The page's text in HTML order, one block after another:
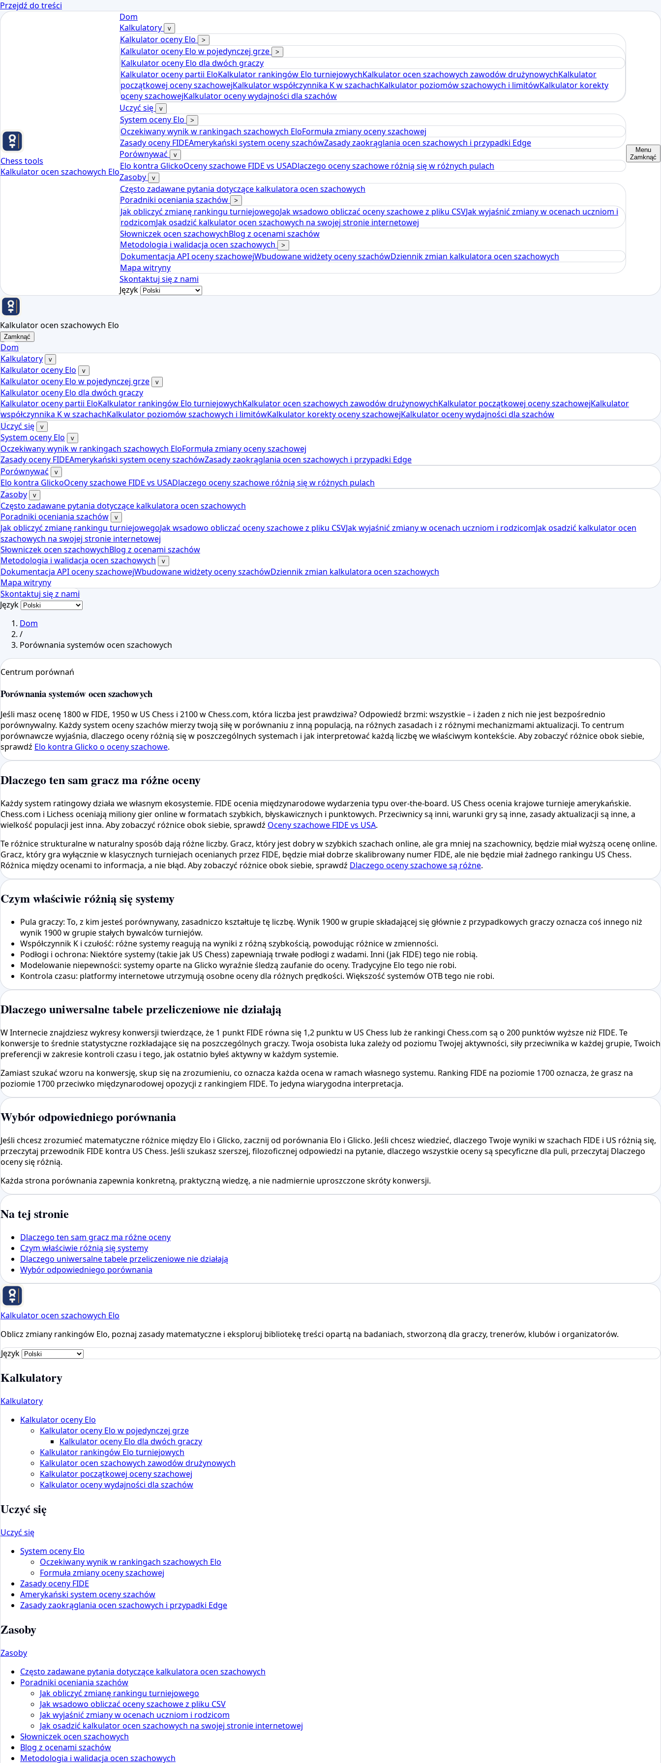
Przejdź do treści
Chess tools
Kalkulator ocen szachowych Elo
Dom
Kalkulatory
v
Kalkulator oceny Elo >
Kalkulator oceny Elo w pojedynczej grze >
Kalkulator oceny Elo dla dwóch graczy
Kalkulator oceny partii EloKalkulator rankingów Elo turniejowychKalkulator ocen szachowych zawodów drużynowychKalkulator
początkowej oceny szachowejKalkulator współczynnika K w szachachKalkulator poziomów szachowych i limitówKalkulator korekty
oceny szachowejKalkulator oceny wydajności dla szachów
Uczyć się
v
System oceny Elo >
Oczekiwany wynik w rankingach szachowych EloFormuła zmiany oceny szachowej
Zasady oceny FIDEAmerykański system oceny szachówZasady zaokrąglania ocen szachowych i przypadki Edge
Porównywać
v
Elo kontra GlickoOceny szachowe FIDE vs USADlaczego oceny szachowe różnią się w różnych pulach
Zasoby
v
Często zadawane pytania dotyczące kalkulatora ocen szachowych
Poradniki oceniania szachów
>
Jak obliczyć zmianę rankingu turniejowegoJak wsadowo obliczać oceny szachowe z pliku CSVJak wyjaśnić zmiany w ocenach uczniom i
rodzicomJak osadzić kalkulator ocen szachowych na swojej stronie internetowej
Słowniczek ocen szachowychBlog z ocenami szachów
Metodologia i walidacja ocen szachowych
>
Dokumentacja API oceny szachowejWbudowane widżety oceny szachówDziennik zmian kalkulatora ocen szachowych
Mapa witryny
Skontaktuj się z nami
Język
Menu
Zamknąć
Kalkulator ocen szachowych Elo
Zamknąć
Dom
Kalkulatory
v
Kalkulator oceny Elo v
Kalkulator oceny Elo w pojedynczej grze v
Kalkulator oceny Elo dla dwóch graczy
Kalkulator oceny partii EloKalkulator rankingów Elo turniejowychKalkulator ocen szachowych zawodów drużynowychKalkulator początkowej oceny szachowejKalkulator
współczynnika K w szachachKalkulator poziomów szachowych i limitówKalkulator korekty oceny szachowejKalkulator oceny wydajności dla szachów
Uczyć się
v
System oceny Elo v
Oczekiwany wynik w rankingach szachowych EloFormuła zmiany oceny szachowej
Zasady oceny FIDEAmerykański system oceny szachówZasady zaokrąglania ocen szachowych i przypadki Edge
Porównywać
v
Elo kontra GlickoOceny szachowe FIDE vs USADlaczego oceny szachowe różnią się w różnych pulach
Zasoby
v
Często zadawane pytania dotyczące kalkulatora ocen szachowych
Poradniki oceniania szachów
v
Jak obliczyć zmianę rankingu turniejowegoJak wsadowo obliczać oceny szachowe z pliku CSVJak wyjaśnić zmiany w ocenach uczniom i rodzicomJak osadzić kalkulator ocen
szachowych na swojej stronie internetowej
Słowniczek ocen szachowychBlog z ocenami szachów
Metodologia i walidacja ocen szachowych
v
Dokumentacja API oceny szachowejWbudowane widżety oceny szachówDziennik zmian kalkulatora ocen szachowych
Mapa witryny
Skontaktuj się z nami
Język
Dom
/
Porównania systemów ocen szachowych
Centrum porównań
Porównania systemów ocen szachowych
Jeśli masz ocenę 1800 w FIDE, 1950 w US Chess i 2100 w Chess.com, która liczba jest prawdziwa? Odpowiedź brzmi: wszystkie – i żaden z nich nie jest bezpośrednio
porównywalny. Każdy system oceny szachów mierzy twoją siłę w porównaniu z inną populacją, na różnych zasadach i z różnymi mechanizmami aktualizacji. To centrum
porównawcze wyjaśnia, dlaczego oceny różnią się w poszczególnych systemach i jak interpretować każdą liczbę we właściwym kontekście. Aby zobaczyć różnice obok siebie,
sprawdź Elo kontra Glicko o oceny szachowe.
Dlaczego ten sam gracz ma różne oceny
Każdy system ratingowy działa we własnym ekosystemie. FIDE ocenia międzynarodowe wydarzenia typu over-the-board. US Chess ocenia krajowe turnieje amerykańskie.
Chess.com i Lichess oceniają miliony gier online w formatach szybkich, błyskawicznych i punktowych. Przeciwnicy są inni, warunki gry są inne, zasady aktualizacji są inne, a
wielkość populacji jest inna. Aby zobaczyć różnice obok siebie, sprawdź Oceny szachowe FIDE vs USA.
Te różnice strukturalne w naturalny sposób dają różne liczby. Gracz, który jest dobry w szybkich szachach online, ale gra mniej na szachownicy, będzie miał wyższą ocenę online.
Gracz, który gra wyłącznie w klasycznych turniejach ocenianych przez FIDE, będzie miał dobrze skalibrowany numer FIDE, ale nie będzie miał żadnego rankingu US Chess.
Różnica między ocenami to informacja, a nie błąd. Aby zobaczyć różnice obok siebie, sprawdź Dlaczego oceny szachowe są różne.
Czym właściwie różnią się systemy
Pula graczy: To, z kim jesteś porównywany, zasadniczo kształtuje tę liczbę. Wynik 1900 w grupie składającej się głównie z przypadkowych graczy oznacza coś innego niż
wynik 1900 w grupie stałych bywalców turniejów.
Współczynnik K i czułość: różne systemy reagują na wyniki z różną szybkością, powodując różnice w zmienności.
Podłogi i ochrona: Niektóre systemy (takie jak US Chess) zapewniają trwałe podłogi z wadami. Inni (jak FIDE) tego nie robią.
Modelowanie niepewności: systemy oparte na Glicko wyraźnie śledzą zaufanie do oceny. Tradycyjne Elo tego nie robi.
Kontrola czasu: platformy internetowe utrzymują osobne oceny dla różnych prędkości. Większość systemów OTB tego nie robi.
Dlaczego uniwersalne tabele przeliczeniowe nie działają
W Internecie znajdziesz wykresy konwersji twierdzące, że 1 punkt FIDE równa się 1,2 punktu w US Chess lub że rankingi Chess.com są o 200 punktów wyższe niż FIDE. Te
konwersje to średnie statystyczne rozkładające się na poszczególnych graczy. Twoja osobista luka zależy od poziomu Twojej aktywności, siły przeciwnika w każdej grupie, Twoich
preferencji w zakresie kontroli czasu i tego, jak ostatnio byłeś aktywny w każdym systemie.
Zamiast szukać wzoru na konwersję, skup się na zrozumieniu, co oznacza każda ocena w ramach własnego systemu. Ranking FIDE na poziomie 1700 oznacza, że ​​grasz na
poziomie 1700 przeciwko międzynarodowej opozycji z rankingiem FIDE. To jedyna wiarygodna interpretacja.
Wybór odpowiedniego porównania
Jeśli chcesz zrozumieć matematyczne różnice między Elo i Glicko, zacznij od porównania Elo i Glicko. Jeśli chcesz wiedzieć, dlaczego Twoje wyniki w szachach FIDE i US różnią się,
przeczytaj przewodnik FIDE kontra US Chess. Jeśli szukasz szerszej, filozoficznej odpowiedzi na pytanie, dlaczego wszystkie oceny są specyficzne dla puli, przeczytaj Dlaczego
oceny się różnią.
Każda strona porównania zapewnia konkretną, praktyczną wiedzę, a nie nadmiernie uproszczone skróty konwersji.
Na tej stronie
Dlaczego ten sam gracz ma różne oceny
Czym właściwie różnią się systemy
Dlaczego uniwersalne tabele przeliczeniowe nie działają
Wybór odpowiedniego porównania
Kalkulator ocen szachowych Elo
Oblicz zmiany rankingów Elo, poznaj zasady matematyczne i eksploruj bibliotekę treści opartą na badaniach, stworzoną dla graczy, trenerów, klubów i organizatorów.
Język
Kalkulatory
Kalkulatory
Kalkulator oceny Elo
Kalkulator oceny Elo w pojedynczej grze
Kalkulator oceny Elo dla dwóch graczy
Kalkulator rankingów Elo turniejowych
Kalkulator ocen szachowych zawodów drużynowych
Kalkulator początkowej oceny szachowej
Kalkulator oceny wydajności dla szachów
Uczyć się
Uczyć się
System oceny Elo
Oczekiwany wynik w rankingach szachowych Elo
Formuła zmiany oceny szachowej
Zasady oceny FIDE
Amerykański system oceny szachów
Zasady zaokrąglania ocen szachowych i przypadki Edge
Zasoby
Zasoby
Często zadawane pytania dotyczące kalkulatora ocen szachowych
Poradniki oceniania szachów
Jak obliczyć zmianę rankingu turniejowego
Jak wsadowo obliczać oceny szachowe z pliku CSV
Jak wyjaśnić zmiany w ocenach uczniom i rodzicom
Jak osadzić kalkulator ocen szachowych na swojej stronie internetowej
Słowniczek ocen szachowych
Blog z ocenami szachów
Metodologia i walidacja ocen szachowych